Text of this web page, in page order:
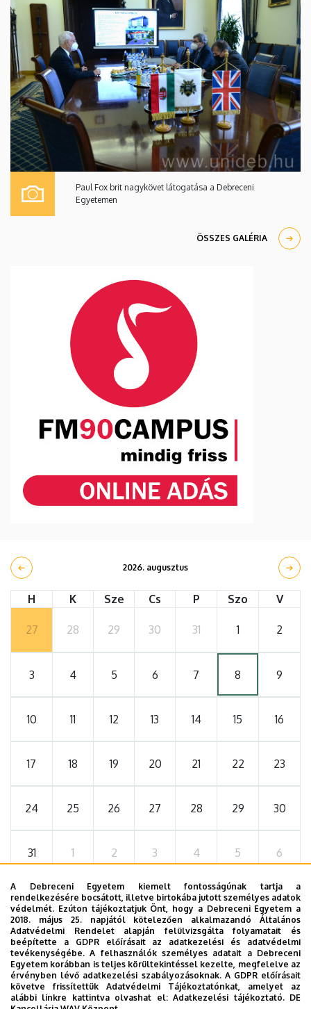
Paul Fox brit nagykövet látogatása a Debreceni
Egyetemen
ÖSSZES GALÉRIA
2026. augusztus
H K Sze Cs P Szo V
27 28 29 30 31 1 2
3 4 5 6 7 8 9
10 11 12 13 14 15 16
17 18 19 20 21 22 23
24 25 26 27 28 29 30
31 1 2 3 4 5 6
2026. szeptember 19.
ÁOK-diplomaosztó ünnepség
Az Általános Orvostudományi Kar szeptember 19-
én, szombaton 11 órától tartja nyári diplomaosztó
ünnepségét a Főépület Díszudvarán. A Multimédia
ÜNNEPSÉG, DIPLOMAOSZTÓ
A Debreceni Egyetem kiemelt fontosságúnak tartja a
rendelkezésére bocsátott, illetve birtokába jutott személyes adatok
védelmét. Ezúton tájékoztatjuk Önt, hogy a Debreceni Egyetem a
2018. május 25. napjától kötelezően alkalmazandó Általános
Adatvédelmi Rendelet alapján felülvizsgálta folyamatait és
beépítette a GDPR előírásait az adatkezelési és adatvédelmi
tevékenységébe. A felhasználók személyes adatait a Debreceni
Egyetem korábban is teljes körültekintéssel kezelte, megfelelve az
érvényben lévő adatkezelési szabályozásoknak. A GDPR előírásait
követve frissítettük Adatvédelmi Tájékoztatónkat, amelyet az
alábbi linkre kattintva olvashat el:Adatkezelési tájékoztató. DE